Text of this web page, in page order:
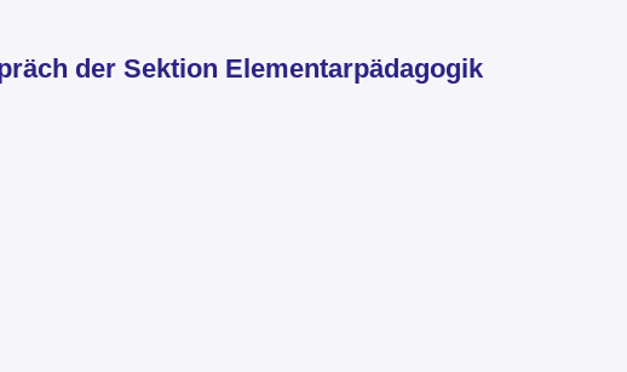
der Sektion Elementarpädagogik